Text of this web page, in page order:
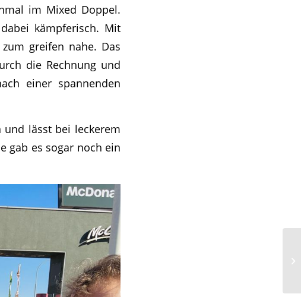
im Mixed Doppel.
kämpferisch. Mit
greifen nahe. Das
die Rechnung und
einer spannenden
und lässt bei leckerem
gab es sogar noch ein